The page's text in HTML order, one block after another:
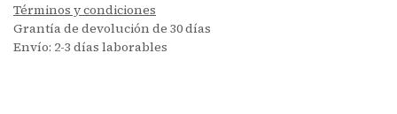
Términos y condiciones
Grantía de devolución de 30 días
Envío: 2-3 días laborables